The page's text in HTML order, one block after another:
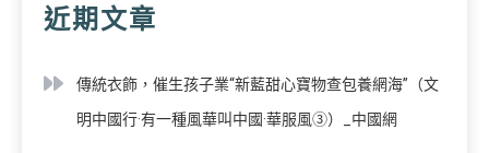
近期文章
傳統衣飾，催生孩子業“新藍甜心寶物查包養網海”（文
明中國行·有一種風華叫中國·華服風③）_中國網